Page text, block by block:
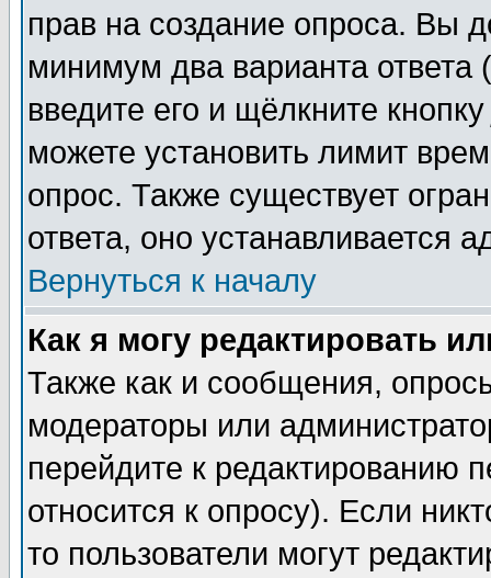
прав на создание опроса. Вы
минимум два варианта ответа
введите его и щёлкните
можете установить лимит
опрос. Также существует
ответа, оно устанавливается
Вернуться к началу
Как я могу редактировать
Также как и сообщения,
модераторы или
перейдите к редактированию
относится к опросу). Если
то пользователи могут